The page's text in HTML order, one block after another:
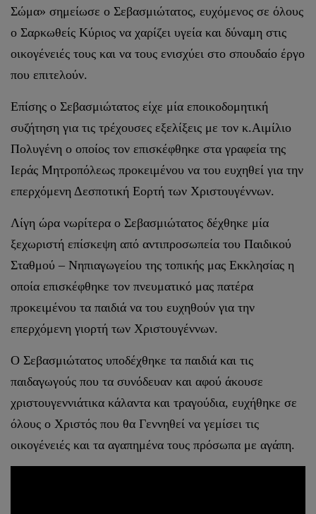
Σώμα» σημείωσε ο Σεβασμιώτατος, ευχόμενος σε όλους
ο Σαρκωθείς Κύριος να χαρίζει υγεία και δύναμη στις
οικογένειές τους και να τους ενισχύει στο σπουδαίο έργο
που επιτελούν.
Επίσης ο Σεβασμιώτατος είχε μία εποικοδομητική
συζήτηση για τις τρέχουσες εξελίξεις με τον κ.Αιμίλιο
Πολυγένη ο οποίος τον επισκέφθηκε στα γραφεία της
Ιεράς Μητροπόλεως προκειμένου να του ευχηθεί για την
επερχόμενη Δεσποτική Εορτή των Χριστουγέννων.
Λίγη ώρα νωρίτερα ο Σεβασμιώτατος δέχθηκε μία
ξεχωριστή επίσκεψη από αντιπροσωπεία του Παιδικού
Σταθμού – Νηπιαγωγείου της τοπικής μας Εκκλησίας η
οποία επισκέφθηκε τον πνευματικό μας πατέρα
προκειμένου τα παιδιά να του ευχηθούν για την
επερχόμενη γιορτή των Χριστουγέννων.
Ο Σεβασμιώτατος υποδέχθηκε τα παιδιά και τις
παιδαγωγούς που τα συνόδευαν και αφού άκουσε
χριστουγεννιάτικα κάλαντα και τραγούδια, ευχήθηκε σε
όλους ο Χριστός που θα Γεννηθεί να γεμίσει τις
οικογένειές και τα αγαπημένα τους πρόσωπα με αγάπη.